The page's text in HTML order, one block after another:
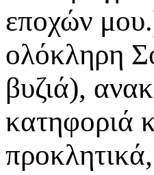
εποχών
ολόκληρη
βυζιά),
κατηφοριά